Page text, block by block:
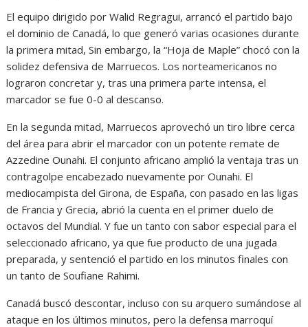
El equipo dirigido por Walid Regragui, arrancó el partido bajo
el dominio de Canadá, lo que generó varias ocasiones durante
la primera mitad, Sin embargo, la “Hoja de Maple” chocó con la
solidez defensiva de Marruecos. Los norteamericanos no
lograron concretar y, tras una primera parte intensa, el
marcador se fue 0-0 al descanso.
En la segunda mitad, Marruecos aprovechó un tiro libre cerca
del área para abrir el marcador con un potente remate de
Azzedine Ounahi. El conjunto africano amplió la ventaja tras un
contragolpe encabezado nuevamente por Ounahi. El
mediocampista del Girona, de España, con pasado en las ligas
de Francia y Grecia, abrió la cuenta en el primer duelo de
octavos del Mundial. Y fue un tanto con sabor especial para el
seleccionado africano, ya que fue producto de una jugada
preparada, y sentenció el partido en los minutos finales con
un tanto de Soufiane Rahimi.
Canadá buscó descontar, incluso con su arquero sumándose al
ataque en los últimos minutos, pero la defensa marroquí